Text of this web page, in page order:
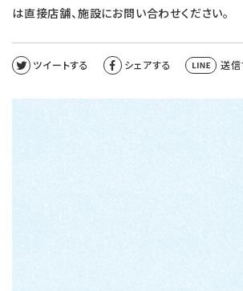
は直接店舗、施設にお問い合わせください。
ツイートする シェアする 送信